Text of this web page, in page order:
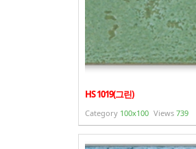
HS 1019(그린)
Category 100x100 Views 739